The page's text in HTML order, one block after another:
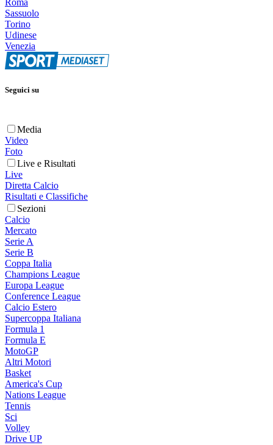
Roma
Sassuolo
Torino
Udinese
Venezia
Seguici su
Media
Video
Foto
Live e Risultati
Live
Diretta Calcio
Risultati e Classifiche
Sezioni
Calcio
Mercato
Serie A
Serie B
Coppa Italia
Champions League
Europa League
Conference League
Calcio Estero
Supercoppa Italiana
Formula 1
Formula E
MotoGP
Altri Motori
Basket
America's Cup
Nations League
Tennis
Sci
Volley
Drive UP